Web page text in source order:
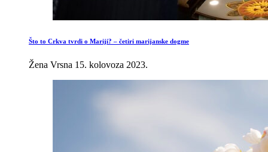
Što to Crkva tvrdi o Mariji? – četiri marijanske dogme
Žena Vrsna 15. kolovoza 2023.